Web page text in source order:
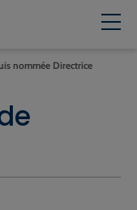
nommée Directrice